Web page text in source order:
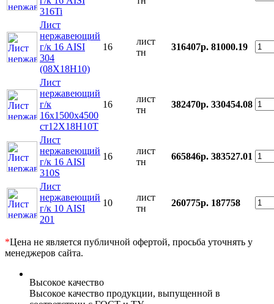
316Ti
Лист
нержавеющий
г/к 16 AISI
304
(08Х18Н10)
16
лист
тн
316407р. 81000.19
Лист
нержавеющий
г/к
16x1500x4500
ст12Х18Н10Т
16
лист
тн
382470р. 330454.08
Лист
нержавеющий
г/к 16 AISI
310S
16
лист
тн
665846р. 383527.01
Лист
нержавеющий
г/к 10 AISI
201
10
лист
тн
260775р. 187758
*Цена не является публичной офертой, просьба уточнять у
менеджеров сайта.
Высокое качество
Высокое качество продукции, выпущенной в